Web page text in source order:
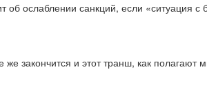
ослаблении санкций, если «ситуация с
закончится и этот транш, как полагают